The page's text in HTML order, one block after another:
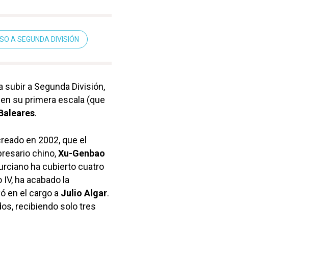
A SEGUNDA DIVISIÓN
subir a Segunda División,
su primera escala (que
.
en 2002, que el
chino,Xu-Genbao
ha cubierto cuatro
ha acabado la
en el cargo a Julio Algar.
recibiendo solo tres